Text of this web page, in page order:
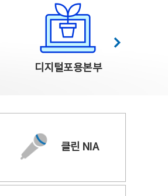
디지털포용본부
다음
더보기
클린 NIA